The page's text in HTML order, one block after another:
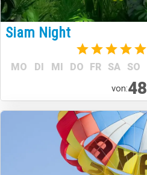
Siam Night
(1)
MO DI MI DO FR SA SO
von:48